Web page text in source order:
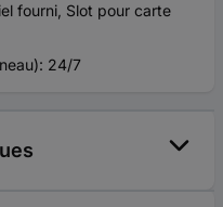
fourni, Slot pour carte
24/7